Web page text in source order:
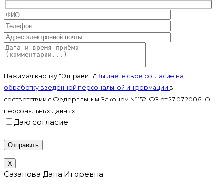
Нажимая кнопку "Отправить"Вы даёте свое согласие на
обработку введенной персональной информации в
соответствии с Федеральным Законом №152-ФЗ от 27.07.2006 "О
персональных данных".
Даю согласие
X
Сазанова Дана Игоревна